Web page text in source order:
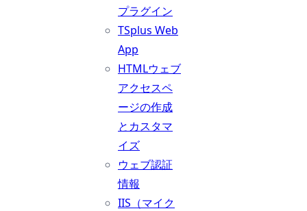
プラグイン
TSplus Web
App
HTMLウェブ
アクセスペ
ージの作成
とカスタマ
イズ
ウェブ認証
情報
IIS（マイク